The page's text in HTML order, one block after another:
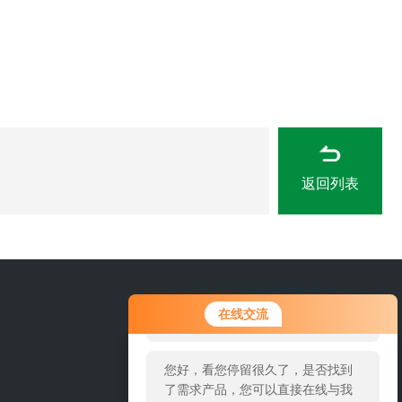
在线交流
您好！欢迎前来咨询，很高兴为您
服务，请问您要咨询什么问题呢？
您好，看您停留很久了，是否找到
了需求产品，您可以直接在线与我
返回列表
15666889815